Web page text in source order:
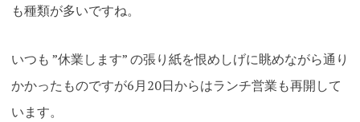
も種類が多いですね。
いつも ”休業します” の張り紙を恨めしげに眺めながら通り
かかったものですが6月20日からはランチ営業も再開して
います。